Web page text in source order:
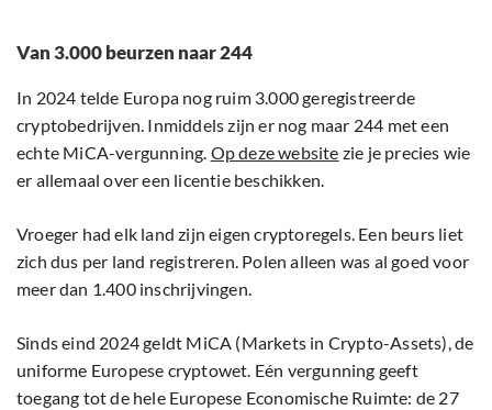
Van 3.000 beurzen naar 244
In 2024 telde Europa nog ruim 3.000 geregistreerde
cryptobedrijven. Inmiddels zijn er nog maar 244 met een
echte MiCA-vergunning. Op deze website zie je precies wie
er allemaal over een licentie beschikken.
Vroeger had elk land zijn eigen cryptoregels. Een beurs liet
zich dus per land registreren. Polen alleen was al goed voor
meer dan 1.400 inschrijvingen.
Sinds eind 2024 geldt MiCA (Markets in Crypto-Assets), de
uniforme Europese cryptowet. Eén vergunning geeft
toegang tot de hele Europese Economische Ruimte: de 27